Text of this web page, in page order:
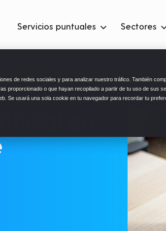
de redes sociales y para analizar nuestro tráfico. También
proporcionado o que hayan recopilado a partir de tu uso de sus
Se usará una sola cookie en tu navegador para recordar tu
Servicios puntuales Sectores